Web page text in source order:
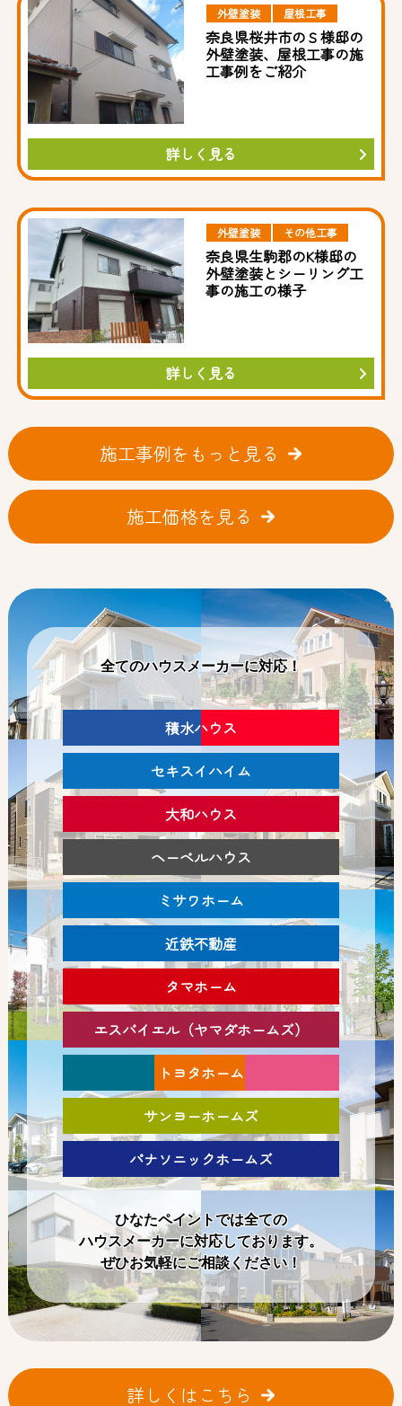
外壁塗装 屋根工事
奈良県桜井市のＳ様邸の
外壁塗装、屋根工事の施
工事例をご紹介
詳しく見る
外壁塗装 その他工事
奈良県生駒郡のK様邸の
外壁塗装とシーリング工
事の施工の様子
詳しく見る
施工事例をもっと見る
施工価格を見る
全てのハウスメーカーに対応！
積水ハウス
セキスイハイム
大和ハウス
ヘーベルハウス
ミサワホーム
近鉄不動産
タマホーム
エスバイエル（ヤマダホームズ）
トヨタホーム
サンヨーホームズ
パナソニックホームズ
ひなたペイントでは全ての
ハウスメーカーに対応しております。
ぜひお気軽にご相談ください！
詳しくはこちら